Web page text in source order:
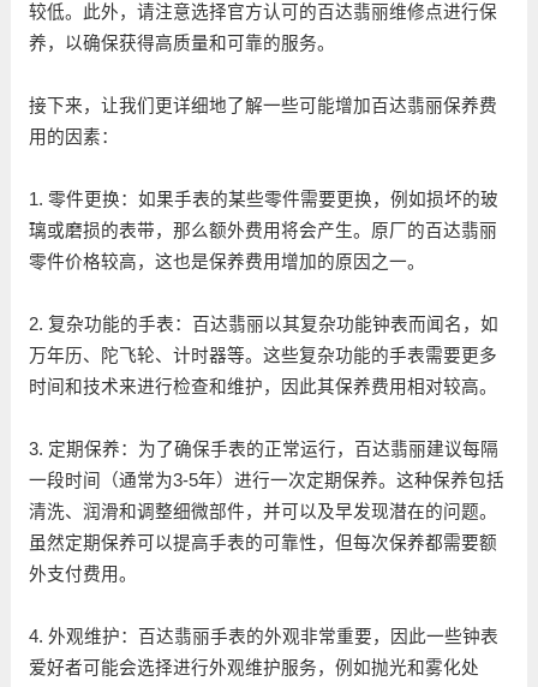
较低。此外，请注意选择官方认可的百达翡丽维修点进行保
养，以确保获得高质量和可靠的服务。
接下来，让我们更详细地了解一些可能增加百达翡丽保养费
用的因素：
1. 零件更换：如果手表的某些零件需要更换，例如损坏的玻
璃或磨损的表带，那么额外费用将会产生。原厂的百达翡丽
零件价格较高，这也是保养费用增加的原因之一。
2. 复杂功能的手表：百达翡丽以其复杂功能钟表而闻名，如
万年历、陀飞轮、计时器等。这些复杂功能的手表需要更多
时间和技术来进行检查和维护，因此其保养费用相对较高。
3. 定期保养：为了确保手表的正常运行，百达翡丽建议每隔
一段时间（通常为3-5年）进行一次定期保养。这种保养包括
清洗、润滑和调整细微部件，并可以及早发现潜在的问题。
虽然定期保养可以提高手表的可靠性，但每次保养都需要额
外支付费用。
4. 外观维护：百达翡丽手表的外观非常重要，因此一些钟表
爱好者可能会选择进行外观维护服务，例如抛光和雾化处